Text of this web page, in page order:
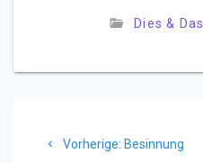
Dies & Das
Vorherige: Vorheriger
Besinnung